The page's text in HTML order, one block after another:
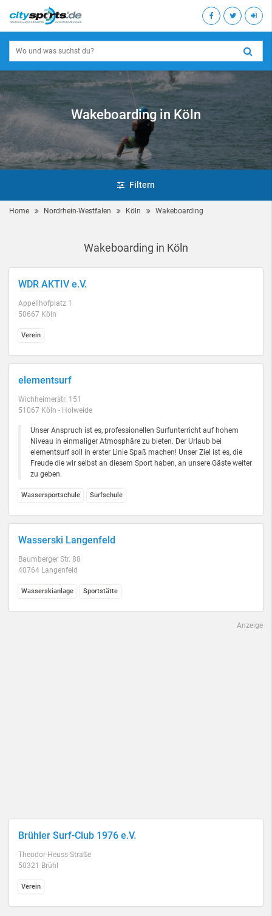
Wakeboarding in Köln
Filtern
Home Nordrhein-Westfalen Köln Wakeboarding
Wakeboarding in Köln
WDR AKTIV e.V.
Appellhofplatz 1
50667 Köln
Verein
elementsurf
Wichheimerstr. 151
51067 Köln - Holweide
Unser Anspruch ist es, professionellen Surfunterricht auf hohem
Niveau in einmaliger Atmosphäre zu bieten. Der Urlaub bei
elementsurf soll in erster Linie Spaß machen! Unser Ziel ist es, die
Freude die wir selbst an diesem Sport haben, an unsere Gäste weiter
zu geben.
Wassersportschule Surfschule
Wasserski Langenfeld
Baumberger Str. 88
40764 Langenfeld
Wasserskianlage Sportstätte
Anzeige
Brühler Surf-Club 1976 e.V.
Theodor-Heuss-Straße
50321 Brühl
Verein